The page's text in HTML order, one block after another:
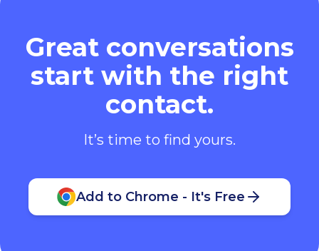
Great conversations
start with the right
contact.
It’s time to find yours.
Add to Chrome - It's Free